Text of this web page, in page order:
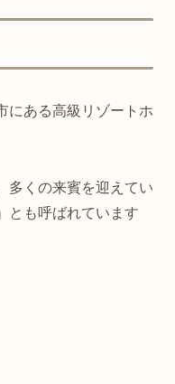
にある高級リゾートホ
多くの来賓を迎えてい
とも呼ばれています